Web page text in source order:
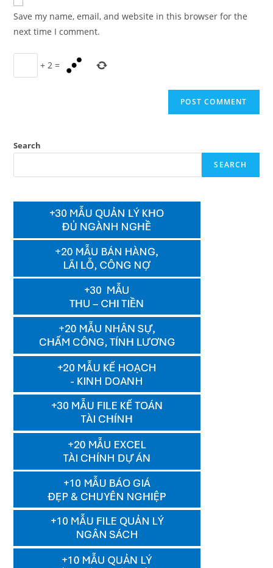
comment
URL
(optional)
Save my name, email, and website in this browser for the
next time I comment.
+2 =
Search
SEARCH